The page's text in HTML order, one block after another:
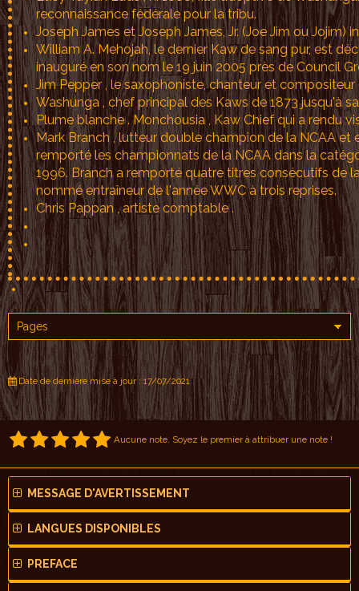
reconnaissance fédérale pour la tribu.
Joseph James et Joseph James, Jr. (Joe Jim ou Jojim)
William A. Mehojah, le dernier Kaw de sang pur, est
inauguré en son nom le 19 juin 2005 près de Council
Jim Pepper , le saxophoniste, chanteur et
Washunga , chef principal des Kaws de 1873 jusqu'à
Plume blanche . Monchousia , Kaw Chief qui a rendu
Mark Branch , lutteur double champion de la NCAA
remporté les championnats de la NCAA dans la
1996. Branch a remporté quatre titres consécutifs de
nommé entraîneur de l'année WWC à trois reprises.
Chris Pappan , artiste comptable .
Date de dernière mise à jour : 17/07/2021
Aucune note. Soyez le premier à attribuer une note !
MESSAGE D'AVERTISSEMENT
LANGUES DISPONIBLES
PREFACE